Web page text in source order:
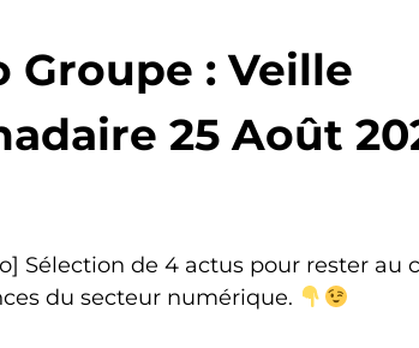
Groupe : Veille
25 Août
Sélection de 4 actus pour rester au
du secteur numérique.